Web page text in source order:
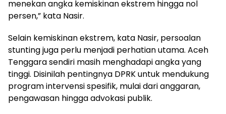
menekan angka kemiskinan ekstrem hingga nol
persen,” kata Nasir.
Selain kemiskinan ekstrem, kata Nasir, persoalan
stunting juga perlu menjadi perhatian utama. Aceh
Tenggara sendiri masih menghadapi angka yang
tinggi. Disinilah pentingnya DPRK untuk mendukung
program intervensi spesifik, mulai dari anggaran,
pengawasan hingga advokasi publik.